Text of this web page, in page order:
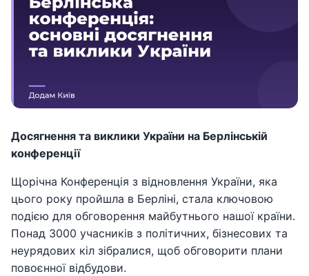
Досягнення та виклики України на Берлінській
конференції
Щорічна Конференція з відновлення України, яка
цього року пройшла в Берліні, стала ключовою
подією для обговорення майбутнього нашої країни.
Понад 3000 учасників з політичних, бізнесових та
неурядових кіл зібралися, щоб обговорити плани
повоєнної відбудови.